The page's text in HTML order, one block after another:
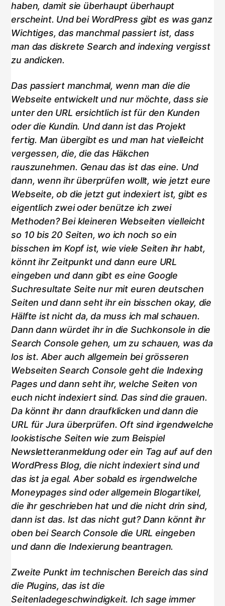
haben, damit sie überhaupt überhaupt
erscheint. Und bei WordPress gibt es was ganz
Wichtiges, das manchmal passiert ist, dass
man das diskrete Search and indexing vergisst
zu andicken.
Das passiert manchmal, wenn man die die
Webseite entwickelt und nur möchte, dass sie
unter den URL ersichtlich ist für den Kunden
oder die Kundin. Und dann ist das Projekt
fertig. Man übergibt es und man hat vielleicht
vergessen, die, die das Häkchen
rauszunehmen. Genau das ist das eine. Und
dann, wenn ihr überprüfen wollt, wie jetzt eure
Webseite, ob die jetzt gut indexiert ist, gibt es
eigentlich zwei oder benütze ich zwei
Methoden? Bei kleineren Webseiten vielleicht
so 10 bis 20 Seiten, wo ich noch so ein
bisschen im Kopf ist, wie viele Seiten ihr habt,
könnt ihr Zeitpunkt und dann eure URL
eingeben und dann gibt es eine Google
Suchresultate Seite nur mit euren deutschen
Seiten und dann seht ihr ein bisschen okay, die
Hälfte ist nicht da, da muss ich mal schauen.
Dann dann würdet ihr in die Suchkonsole in die
Search Console gehen, um zu schauen, was da
los ist. Aber auch allgemein bei grösseren
Webseiten Search Console geht die Indexing
Pages und dann seht ihr, welche Seiten von
euch nicht indexiert sind. Das sind die grauen.
Da könnt ihr dann draufklicken und dann die
URL für Jura überprüfen. Oft sind irgendwelche
lookistische Seiten wie zum Beispiel
Newsletteranmeldung oder ein Tag auf auf den
WordPress Blog, die nicht indexiert sind und
das ist ja egal. Aber sobald es irgendwelche
Moneypages sind oder allgemein Blogartikel,
die ihr geschrieben hat und die nicht drin sind,
dann ist das. Ist das nicht gut? Dann könnt ihr
oben bei Search Console die URL eingeben
und dann die Indexierung beantragen.
Zweite Punkt im technischen Bereich das sind
die Plugins, das ist die
Seitenladegeschwindigkeit. Ich sage immer